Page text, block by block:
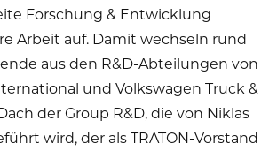
Forschung & Entwicklung
Arbeit auf. Damit wechseln rund
aus den R&D-Abteilungen von
und Volkswagen Truck &
der Group R&D, die von Niklas
wird, der als TRATON-Vorstand